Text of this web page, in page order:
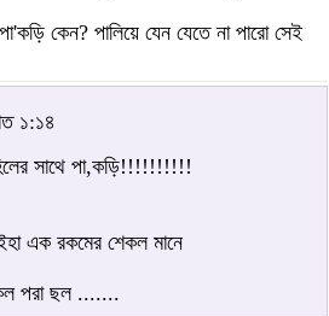
কেন? পালিয়ে যেন যেতে না পারো সেই
১:১৪
সাথে পা,কড়ি!!!!!!!!!!
এক রকমের শেকল মানে
পরা ছল .......